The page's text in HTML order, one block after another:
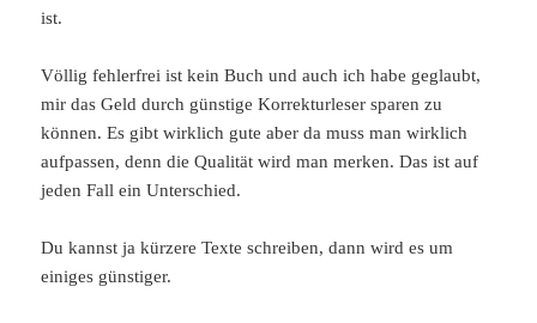
ist.
Völlig fehlerfrei ist kein Buch und auch ich habe geglaubt,
mir das Geld durch günstige Korrekturleser sparen zu
können. Es gibt wirklich gute aber da muss man wirklich
aufpassen, denn die Qualität wird man merken. Das ist auf
jeden Fall ein Unterschied.
Du kannst ja kürzere Texte schreiben, dann wird es um
einiges günstiger.